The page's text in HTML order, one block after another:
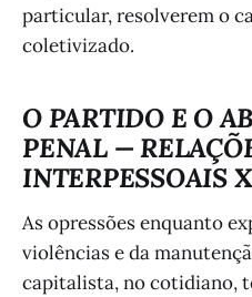
particular, resolverem o
coletivizado.
O PARTIDO E O
PENAL —
INTERPESSOAIS
As opressões enquanto
violências e da
capitalista, no cotidiano,